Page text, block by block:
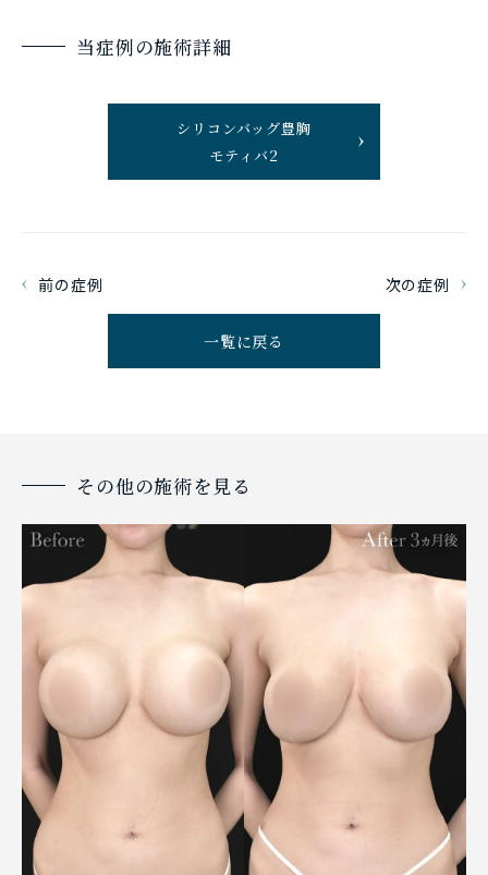
当症例の施術詳細
シリコンバッグ豊胸
モティバ2
前の症例 次の症例
一覧に戻る
その他の施術を見る